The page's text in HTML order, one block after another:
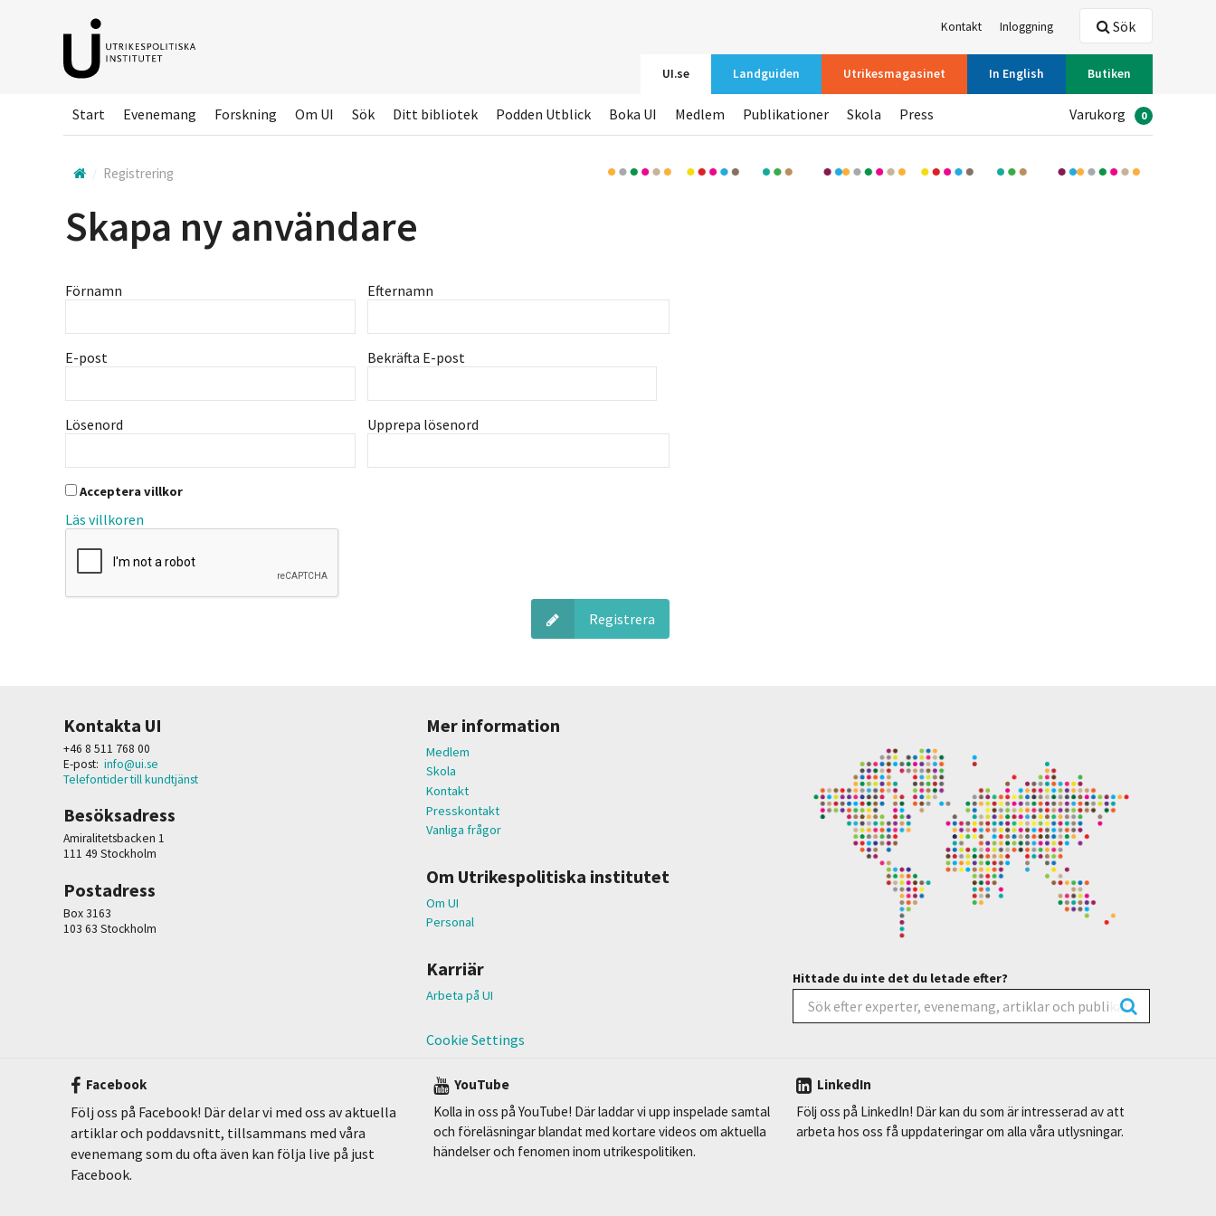
Kontakt Inloggning
UI.se Landguiden Utrikesmagasinet In English Butiken
Sök
Start Evenemang Forskning Om UI Sök Ditt bibliotek Podden Utblick Boka UI Medlem Publikationer Skola Press Varukorg 0
Registrering
Skapa ny användare
Förnamn Efternamn
E-post Bekräfta E-post
Lösenord Upprepa lösenord
Acceptera villkor
Läs villkoren
Registrera
Kontakta UI
+46 8 511 768 00
E-post: info@ui.se
Telefontider till kundtjänst
Besöksadress
Amiralitetsbacken 1
111 49 Stockholm
Postadress
Box 3163
103 63 Stockholm
Mer information
Medlem
Skola
Kontakt
Presskontakt
Vanliga frågor
Om Utrikespolitiska institutet
Om UI
Personal
Karriär
Arbeta på UI
Cookie Settings
Hittade du inte det du letade efter?
Facebook
Följ oss på Facebook! Där delar vi med oss av aktuella
artiklar och poddavsnitt, tillsammans med våra
evenemang som du ofta även kan följa live på just
Facebook.
YouTube
Kolla in oss på YouTube! Där laddar vi upp inspelade samtal
och föreläsningar blandat med kortare videos om aktuella
händelser och fenomen inom utrikespolitiken.
LinkedIn
Följ oss på LinkedIn! Där kan du som är intresserad av att
arbeta hos oss få uppdateringar om alla våra utlysningar.